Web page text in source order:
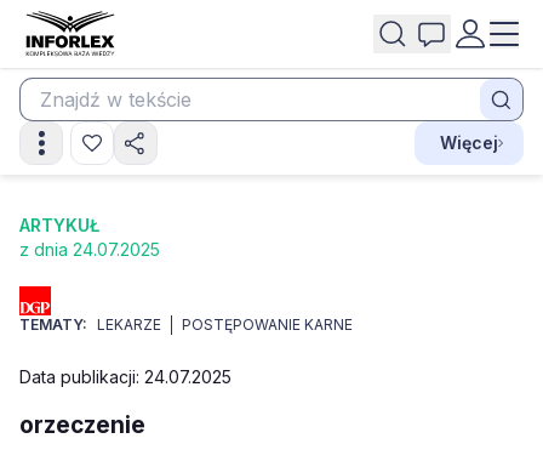
Więcej
ARTYKUŁ
z dnia 24.07.2025
TEMATY: LEKARZE POSTĘPOWANIE KARNE
Data publikacji: 24.07.2025
orzeczenie